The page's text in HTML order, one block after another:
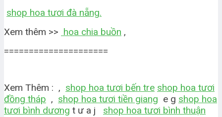
shop hoa tươi đà nẵng.
Xem thêm >> hoa chia buồn ,
=====================
Xem Thêm : , shop hoa tươi bến tre shop hoa tươi
đồng tháp , shop hoa tươi tiền giang e g shop hoa
tươi bình dương t ư a j shop hoa tươi bình thuận